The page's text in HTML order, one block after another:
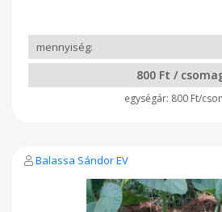
800 Ft /
800 Ft/
Balassa Sándor EV